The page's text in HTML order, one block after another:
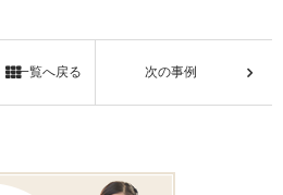
一覧へ戻る 次の事例